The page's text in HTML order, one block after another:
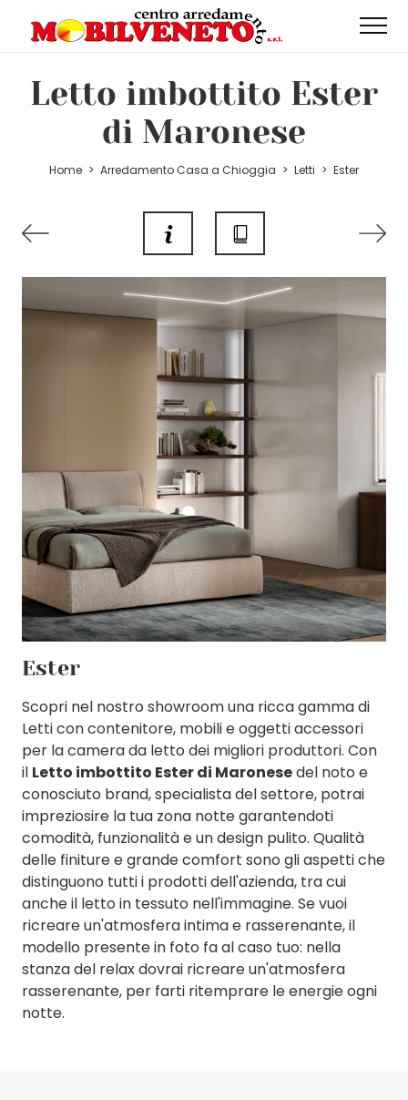
Letto imbottito Ester
di Maronese
Home > Arredamento Casa a Chioggia > Letti > Ester
Ester
Scopri nel nostro showroom una ricca gamma di
Letti con contenitore, mobili e oggetti accessori
per la camera da letto dei migliori produttori. Con
il Letto imbottito Ester di Maronesedel noto e
conosciuto brand, specialista del settore, potrai
impreziosire la tua zona notte garantendoti
comodità, funzionalità e un design pulito. Qualità
delle finiture e grande comfort sono gli aspetti che
distinguono tutti i prodotti dell'azienda, tra cui
anche il letto in tessuto nell'immagine. Se vuoi
ricreare un'atmosfera intima e rasserenante, il
modello presente in foto fa al caso tuo: nella
stanza del relax dovrai ricreare un'atmosfera
rasserenante, per farti ritemprare le energie ogni
notte.